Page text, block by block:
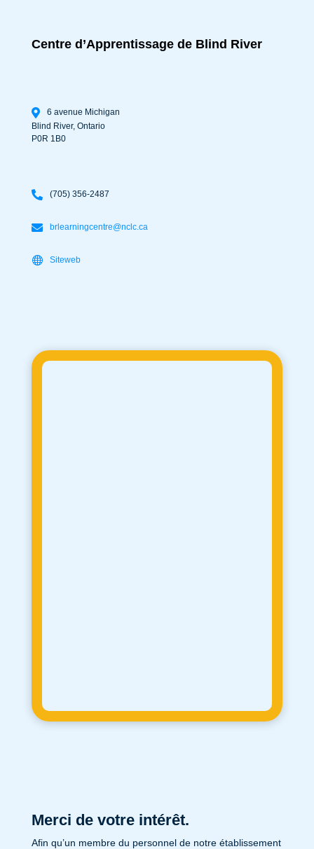
Centre d’Apprentissage de Blind River
6 avenue Michigan
Blind River, Ontario
P0R 1B0
(705) 356-2487
brlearningcentre@nclc.ca
Siteweb
Merci de votre intérêt.
Afin qu’un membre du personnel de notre établissement